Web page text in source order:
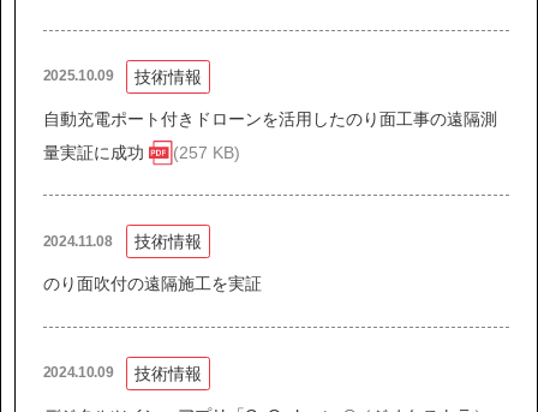
協力会社の皆様へ
個人情報等保護ポリシー
このサイトの使い方
サイトマップ
2025.10.09 技術情報
自動充電ポート付きドローンを活用したのり面工事の遠隔測
量実証に成功
(257 KB)
2024.11.08 技術情報
のり面吹付の遠隔施工を実証
2024.10.09 技術情報